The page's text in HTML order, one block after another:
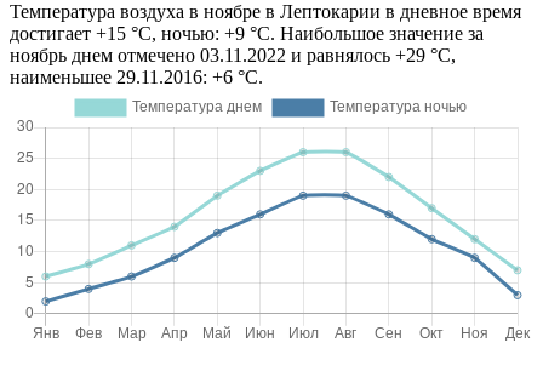
Температура воздуха в ноябре в Лептокарии в дневное время
достигает +15 °C, ночью: +9 °C. Наибольшое значение за
ноябрь днем отмечено 03.11.2022 и равнялось +29 °C,
наименьшее 29.11.2016: +6 °C.